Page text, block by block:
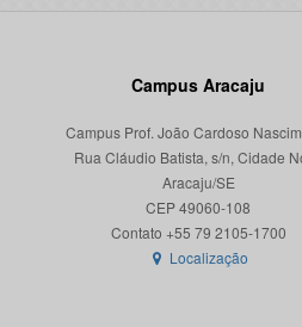
Campus Aracaju
Campus Prof. João Cardoso
Rua Cláudio Batista, s/n, Cidade
Aracaju/SE
CEP 49060-108
Localização